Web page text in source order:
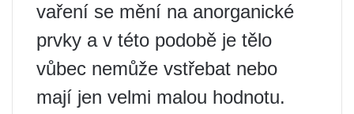
vaření se mění na anorganické
prvky a v této podobě je tělo
vůbec nemůže vstřebat nebo
mají jen velmi malou hodnotu.